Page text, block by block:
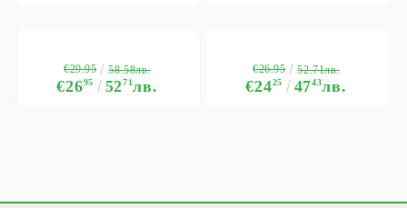
€2695 5271лв.
€29.95 58.58лв.
€2425 4743лв.
€26.95 52.71лв.